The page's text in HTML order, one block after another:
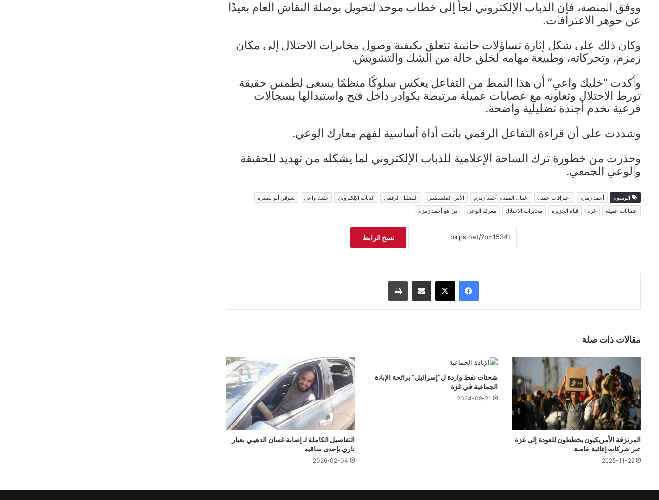
ووفق المنصة، فإن الذباب الإلكتروني لجأ إلى خطاب موحد لتحويل بوصلة النقاش العام بعيدًا
عن جوهر الاعترافات.
وكان ذلك على شكل إثارة تساؤلات جانبية تتعلق بكيفية وصول مخابرات الاحتلال إلى مكان
زمزم، وتحركاته، وطبيعة مهامه لخلق حالة من الشك والتشويش.
وأكدت “خليك واعي” أن هذا النمط من التفاعل يعكس سلوكًا منظمًا يسعى لطمس حقيقة
تورط الاحتلال وتعاونه مع عصابات عميلة مرتبطة بكوادر داخل فتح واستبدالها بسجالات
فرعية تخدم أجندة تضليلية واضحة.
وشددت على أن قراءة التفاعل الرقمي باتت أداة أساسية لفهم معارك الوعي.
وحذرت من خطورة ترك الساحة الإعلامية للذباب الإلكتروني لما يشكله من تهديد للحقيقة
والوعي الجمعي.
الوسوم أحمد زمزم اعترافات عميل اغتيال المقدم أحمد زمزم الأمن الفلسطيني التضليل الرقمي الذباب الإلكتروني خليك واعي
شوقي أبو نصيرة
عصابات عميلة
غزة قناة الجزيرة مخابرات الاحتلال معركة الوعي من هو أحمد زمزم
نسخ الرابط
فيسبوك ‫X مشاركة عبر البريد طباعة
مقالات ذات صلة
المرتزقة الأمريكيون يخططون للعودة إلى غزة
عبر شركات إغاثية خاصة
2025-11-22
شحنات نفط واردة ل”إسرائيل” برائحة الإبادة
الجماعية في غزة
2024-08-21
التفاصيل الكاملة لـ إصابة غسان الدهيني بعيار
ناري بإحدى ساقيه
2026-02-04